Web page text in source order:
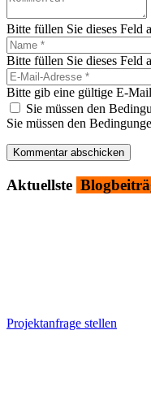
Bitte füllen Sie dieses Feld
Bitte füllen Sie dieses Feld
Bitte gib eine gültige E-
Sie müssen den
Sie müssen den
Kommentar abschicken
Aktu­ells­te
Projektanfrage stellen